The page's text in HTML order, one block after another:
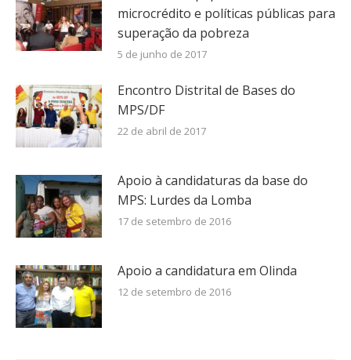
microcrédito e políticas públicas para
superação da pobreza
5 de junho de 2017
Encontro Distrital de Bases do
MPS/DF
22 de abril de 2017
Apoio à candidaturas da base do
MPS: Lurdes da Lomba
17 de setembro de 2016
Apoio a candidatura em Olinda
12 de setembro de 2016